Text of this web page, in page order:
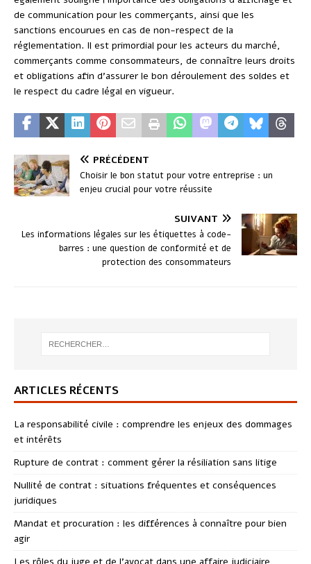
de communication pour les commerçants, ainsi que les
sanctions encourues en cas de non-respect de la
réglementation. Il est primordial pour les acteurs du marché,
commerçants comme consommateurs, de connaître leurs droits
et obligations afin d’assurer le bon déroulement des soldes et
le respect du cadre légal en vigueur.
PRÉCÉDENT
Choisir le bon statut pour votre entreprise : un
enjeu crucial pour votre réussite
SUIVANT
Les informations légales sur les étiquettes à code-
barres : une question de conformité et de
protection des consommateurs
ARTICLES RÉCENTS
La responsabilité civile : comprendre les enjeux des dommages
et intérêts
Rupture de contrat : comment gérer la résiliation sans litige
Nullité de contrat : situations fréquentes et conséquences
juridiques
Mandat et procuration : les différences à connaître pour bien
agir